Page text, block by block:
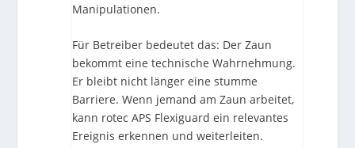
Manipulationen.
Für Betreiber bedeutet das: Der Zaun
bekommt eine technische Wahrnehmung.
Er bleibt nicht länger eine stumme
Barriere. Wenn jemand am Zaun arbeitet,
kann rotec APS Flexiguard ein relevantes
Ereignis erkennen und weiterleiten.